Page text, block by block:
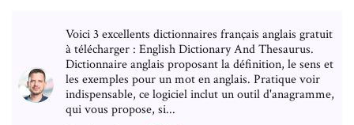
Voici 3 excellents dictionnaires français anglais gratuit
à télécharger : English Dictionary And Thesaurus.
Dictionnaire anglais proposant la définition, le sens et
les exemples pour un mot en anglais. Pratique voir
indispensable, ce logiciel inclut un outil d'anagramme,
qui vous propose, si...